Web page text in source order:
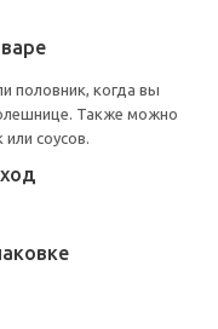
половник, когда вы
Также можно
соусов.